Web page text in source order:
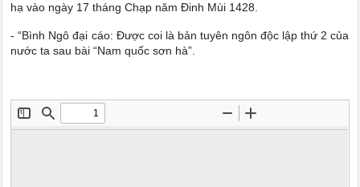
hạ vào ngày 17 tháng Chạp năm Đinh Mùi 1428.
- “Bình Ngô đại cáo: Được coi là bản tuyên ngôn độc lập thứ 2 của
nước ta sau bài “Nam quốc sơn hà”.